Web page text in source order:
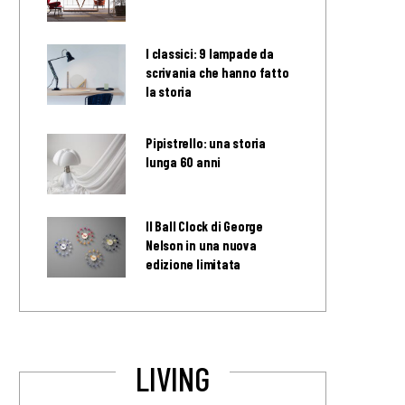
I classici: 9 lampade da
scrivania che hanno fatto
la storia
Pipistrello: una storia
lunga 60 anni
Il Ball Clock di George
Nelson in una nuova
edizione limitata
LIVING